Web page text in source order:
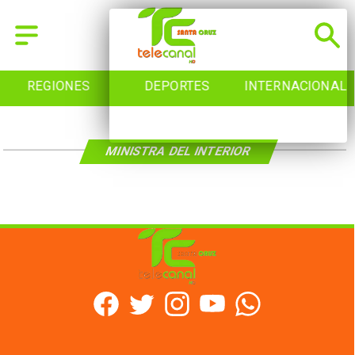
REGIONES DEPORTES INTERNACIONAL
MINISTRA DEL INTERIOR